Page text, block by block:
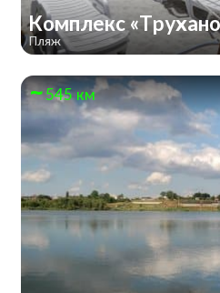
Комплекс
Пляж
545 км